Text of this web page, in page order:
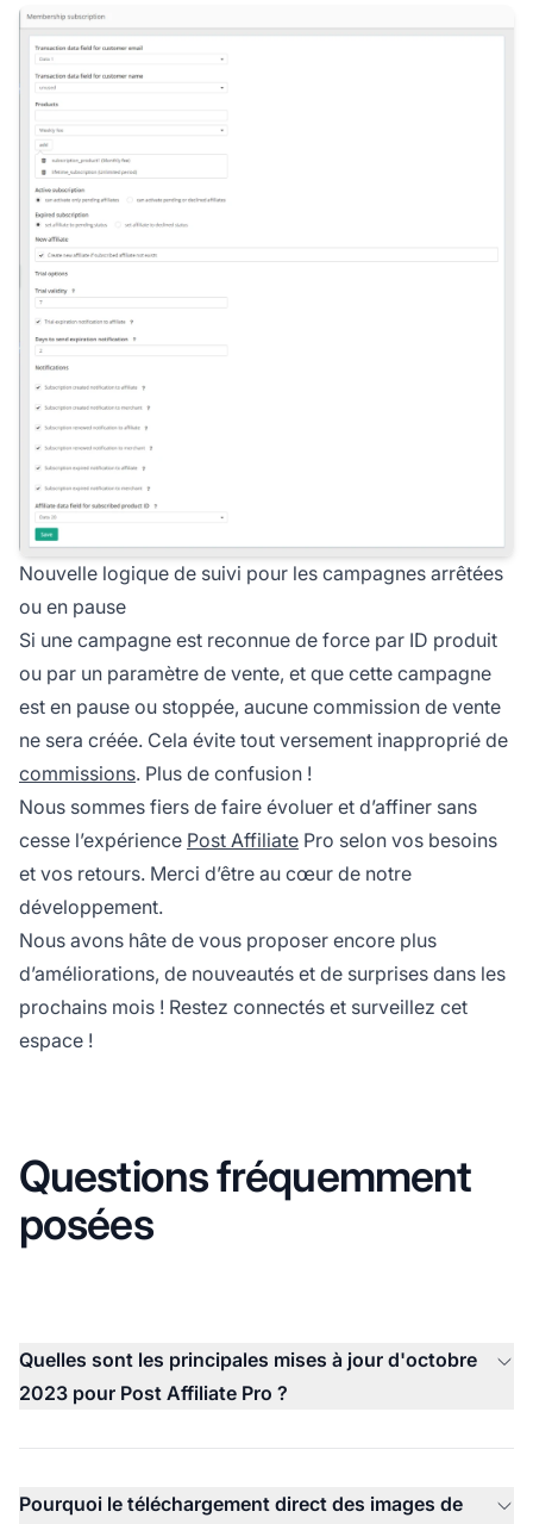
Nouvelle logique de suivi pour les campagnes arrêtées
ou en pause
Si une campagne est reconnue de force par ID produit
ou par un paramètre de vente, et que cette campagne
est en pause ou stoppée, aucune commission de vente
ne sera créée. Cela évite tout versement inapproprié de
commissions. Plus de confusion !
Nous sommes fiers de faire évoluer et d’affiner sans
cesse l’expérience Post Affiliate Pro selon vos besoins
et vos retours. Merci d’être au cœur de notre
développement.
Nous avons hâte de vous proposer encore plus
d’améliorations, de nouveautés et de surprises dans les
prochains mois ! Restez connectés et surveillez cet
espace !
Questions fréquemment
posées
Quelles sont les principales mises à jour d'octobre
2023 pour Post Affiliate Pro ?
Pourquoi le téléchargement direct des images de